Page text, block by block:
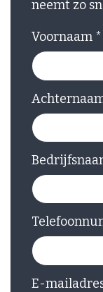
neemt zo
Voornaam *
E-